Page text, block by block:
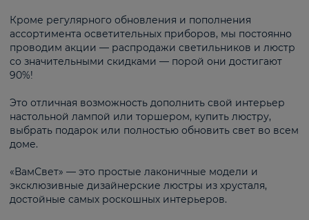
Кроме регулярного обновления и пополнения
ассортимента осветительных приборов, мы постоянно
проводим акции — распродажи светильников и люстр
со значительными скидками — порой они достигают
90%!
Это отличная возможность дополнить свой интерьер
настольной лампой или торшером, купить люстру,
выбрать подарок или полностью обновить свет во всем
доме.
«ВамСвет» — это простые лаконичные модели и
эксклюзивные дизайнерские люстры из хрусталя,
достойные самых роскошных интерьеров.